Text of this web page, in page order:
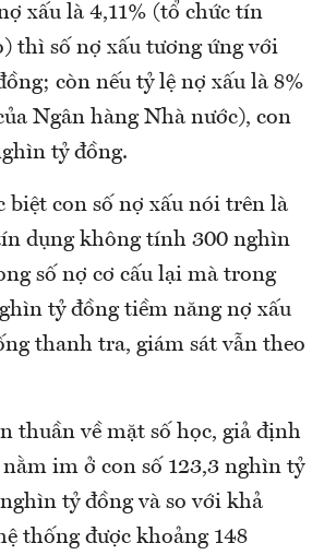
xấu là 4,11% (tổ chức tín
thì số nợ xấu tương ứng với
còn nếu tỷ lệ nợ xấu là 8%
Ngân hàng Nhà nước), con
tỷ đồng.
biệt con số nợ xấu nói trên là
dụng không tính 300 nghìn
số nợ cơ cấu lại mà trong
tỷ đồng tiềm năng nợ xấu
thanh tra, giám sát vẫn theo
thuần về mặt số học, giả định
im ở con số 123,3 nghìn tỷ
tỷ đồng và so với khả
thống được khoảng 148